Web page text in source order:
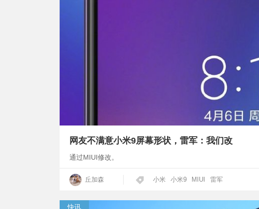
网友不满意小米9屏幕形状，雷军：我们改
通过MIUI修改。
丘加森 小米 小米9 MIUI 雷军
快讯